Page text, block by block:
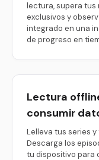
lectura, supera tus
exclusivos y
integrado en una
de progreso en
Lectura
consumir
Lelleva tus series
Descarga los
tu dispositivo para